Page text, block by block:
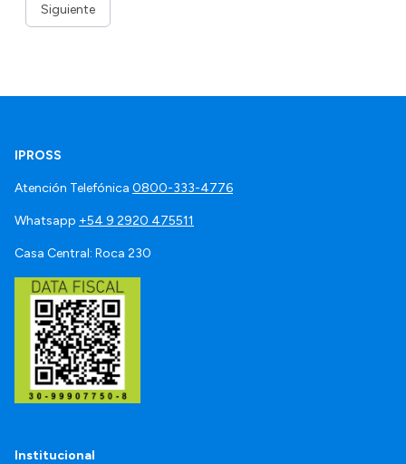
Siguiente
IPROSS
Atención Telefónica 0800-333-4776
Whatsapp +54 9 2920 475511
Casa Central: Roca 230
Institucional